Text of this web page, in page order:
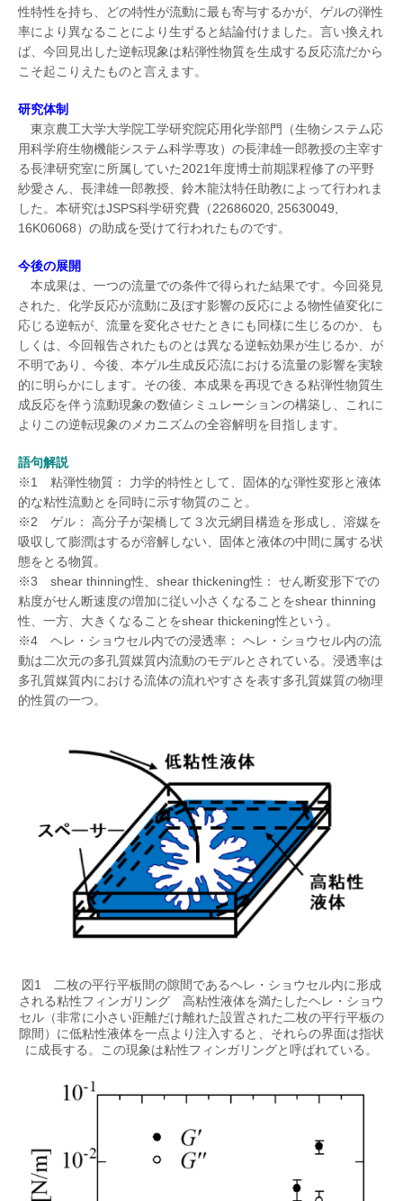
性特性を持ち、どの特性が流動に最も寄与するかが、ゲルの弾性
率により異なることにより生ずると結論付けました。言い換えれ
ば、今回見出した逆転現象は粘弾性物質を生成する反応流だから
こそ起こりえたものと言えます。
研究体制
東京農工大学大学院工学研究院応用化学部門（生物システム応
用科学府生物機能システム科学専攻）の長津雄一郎教授の主宰す
る長津研究室に所属していた2021年度博士前期課程修了の平野
紗愛さん、長津雄一郎教授、鈴木龍汰特任助教によって行われま
した。本研究はJSPS科学研究費（22686020, 25630049,
16K06068）の助成を受けて行われたものです。
今後の展開
本成果は、一つの流量での条件で得られた結果です。今回発見
された、化学反応が流動に及ぼす影響の反応による物性値変化に
応じる逆転が、流量を変化させたときにも同様に生じるのか、も
しくは、今回報告されたものとは異なる逆転効果が生じるか、が
不明であり、今後、本ゲル生成反応流における流量の影響を実験
的に明らかにします。その後、本成果を再現できる粘弾性物質生
成反応を伴う流動現象の数値シミュレーションの構築し、これに
よりこの逆転現象のメカニズムの全容解明を目指します。
語句解説
※1 粘弾性物質： 力学的特性として、固体的な弾性変形と液体
的な粘性流動とを同時に示す物質のこと。
※2 ゲル： 高分子が架橋して３次元網目構造を形成し、溶媒を
吸収して膨潤はするが溶解しない、固体と液体の中間に属する状
態をとる物質。
※3 shear thinning性、shear thickening性： せん断変形下での
粘度がせん断速度の増加に従い小さくなることをshear thinning
性、一方、大きくなることをshear thickening性という。
※4 ヘレ・ショウセル内での浸透率： ヘレ・ショウセル内の流
動は二次元の多孔質媒質内流動のモデルとされている。浸透率は
多孔質媒質内における流体の流れやすさを表す多孔質媒質の物理
的性質の一つ。
図1 二枚の平行平板間の隙間であるヘレ・ショウセル内に形成
される粘性フィンガリング 高粘性液体を満たしたヘレ・ショウ
セル（非常に小さい距離だけ離れた設置された二枚の平行平板の
隙間）に低粘性液体を一点より注入すると、それらの界面は指状
に成長する。この現象は粘性フィンガリングと呼ばれている。